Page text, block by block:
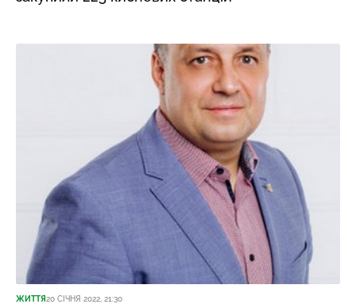
ЖИТТЯ20 СІЧНЯ 2022, 21:30